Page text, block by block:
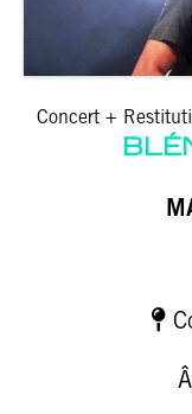
Concert +